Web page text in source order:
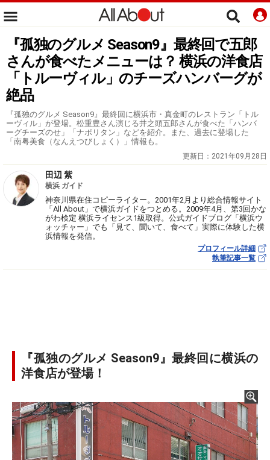
『孤独のグルメ Season9』最終回で五郎
さんが食べたメニューは？ 横浜の洋食店
「トルーヴィル」のチーズハンバーグが
絶品
『孤独のグルメ Season9』最終回に横浜市・真金町のレストラン「トル
ーヴィル」が登場。松重豊さん演じる井之頭五郎さんが食べた「ハンバ
ーグチーズのせ」「ナポリタン」などを紹介。また、過去に登場した
「南粤美食（なんえつびしょく）」情報も。
更新日： 2021年09月28日
田辺 紫
横浜 ガイド
神奈川県在住コピーライター。2001年2月より総合情報サイト
「All About」で横浜ガイドをつとめる。2009年4月、第3回かな
がわ検定 横浜ライセンス1級取得。公式ガイドブログ「横浜ウ
ォッチャー」でも「見て、聞いて、食べて」実際に体験した横
浜情報を発信。
プロフィール詳細
執筆記事一覧
『孤独のグルメ Season9』最終回に横浜の
洋食店が登場！